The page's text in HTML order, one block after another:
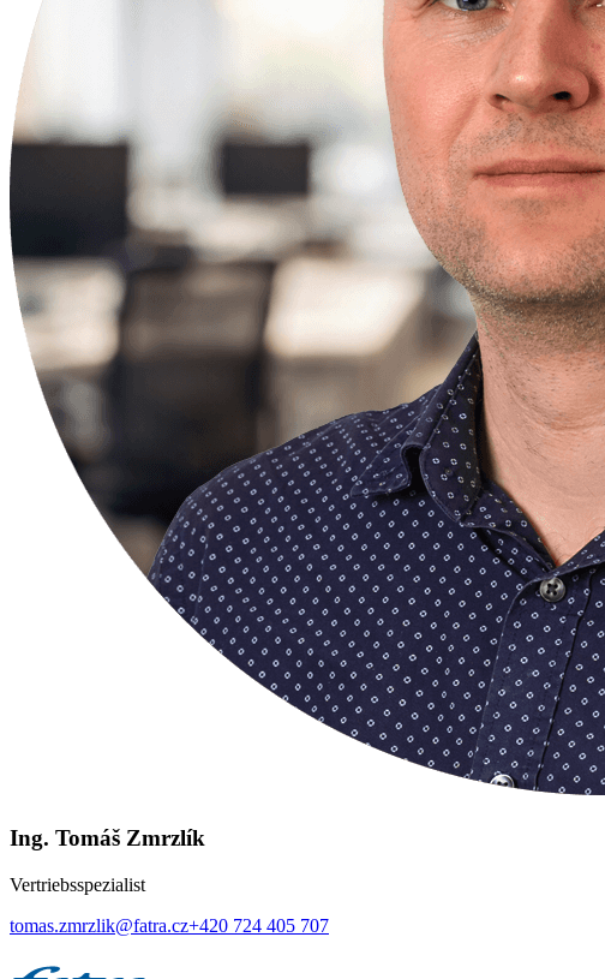
Ing. Tomáš Zmrzlík
Vertriebsspezialist
tomas.zmrzlik@fatra.cz+420 724 405 707